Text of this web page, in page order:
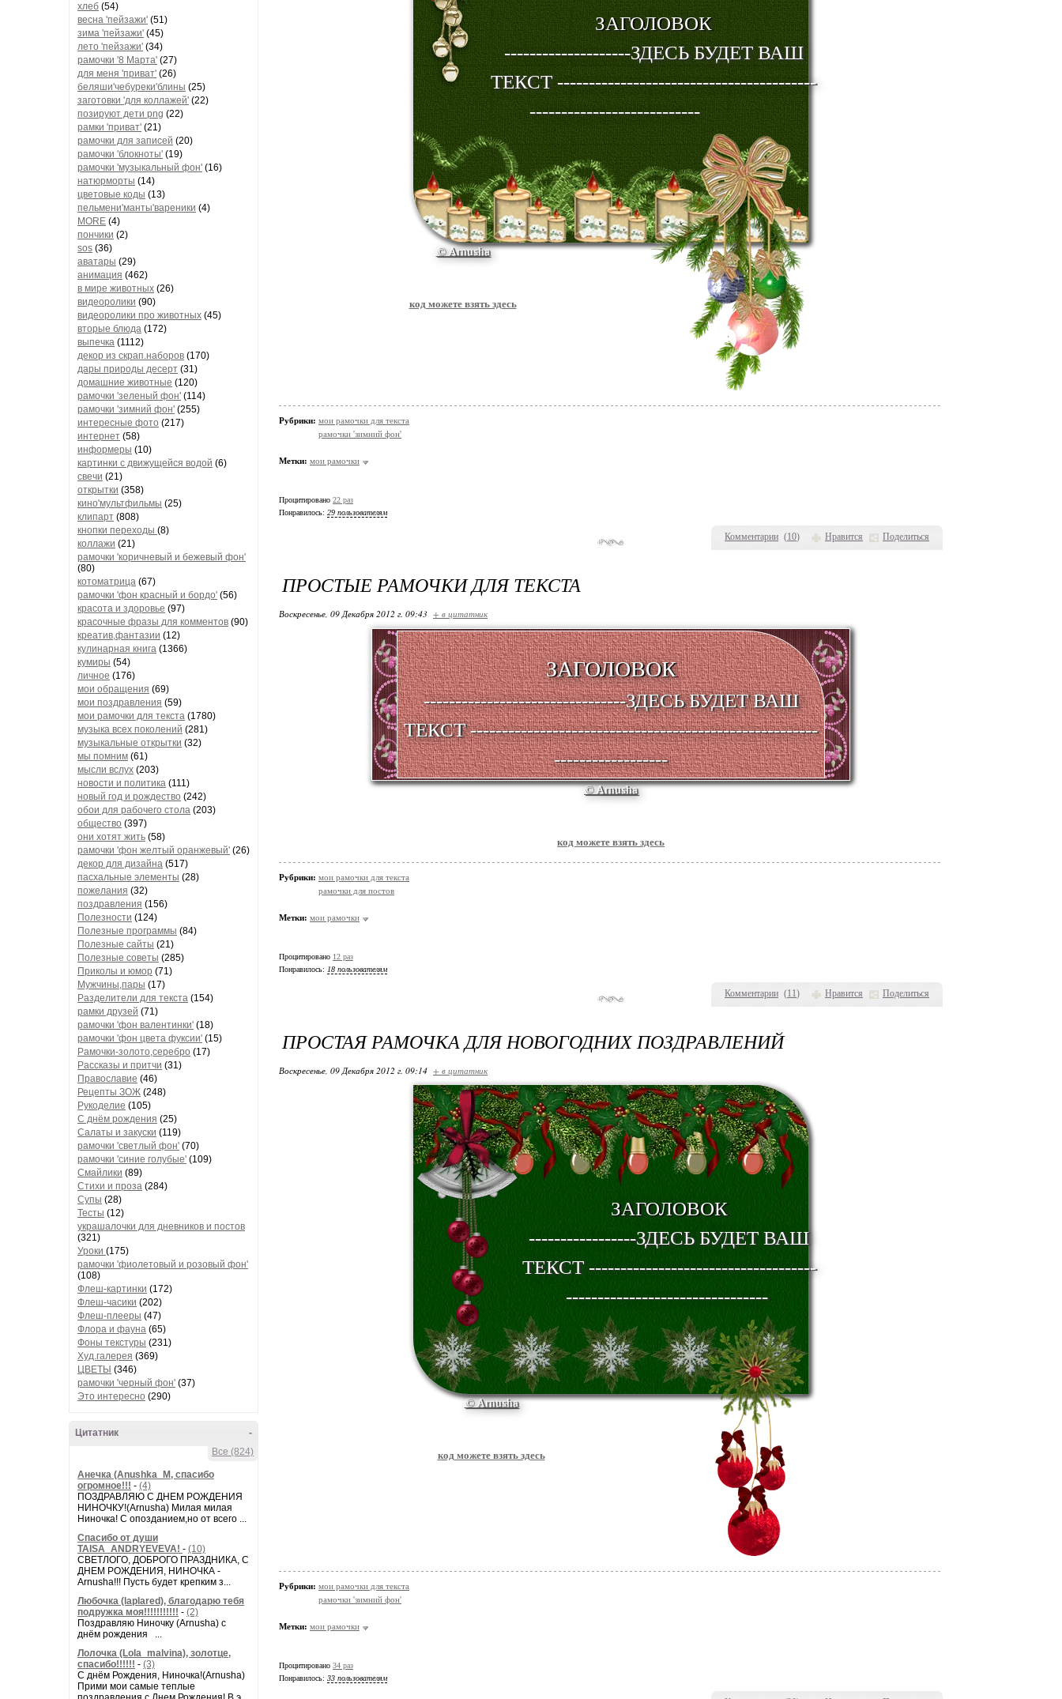
хлеб (54)
весна 'пейзажи' (51)
зима 'пейзажи' (45)
лето 'пейзажи' (34)
рамочки '8 Марта' (27)
для меня 'приват' (26)
беляши'чебуреки'блины (25)
заготовки 'для коллажей' (22)
позируют дети png (22)
рамки 'приват' (21)
рамочки для записей (20)
рамочки 'блокноты' (19)
рамочки 'музыкальный фон' (16)
натюрморты (14)
цветовые коды (13)
пельмени'манты'вареники (4)
MORE (4)
пончики (2)
sos (36)
аватары (29)
анимация (462)
в мире животных (26)
видеоролики (90)
видеоролики про животных (45)
вторые блюда (172)
выпечка (1112)
декор из скрап.наборов (170)
дары природы десерт (31)
домашние животные (120)
рамочки 'зеленый фон' (114)
рамочки 'зимний фон' (255)
интересные фото (217)
интернет (58)
информеры (10)
картинки с движущейся водой (6)
свечи (21)
открытки (358)
кино'мультфильмы (25)
клипарт (808)
кнопки переходы (8)
коллажи (21)
рамочки 'коричневый и бежевый фон'
(80)
котоматрица (67)
рамочки 'фон красный и бордо' (56)
красота и здоровье (97)
красочные фразы для комментов (90)
креатив,фантазии (12)
кулинарная книга (1366)
кумиры (54)
личное (176)
мои обращения (69)
мои поздравления (59)
мои рамочки для текста (1780)
музыка всех поколений (281)
музыкальные открытки (32)
мы помним (61)
мысли вслух (203)
новости и политика (111)
новый год и рождество (242)
обои для рабочего стола (203)
общество (397)
они хотят жить (58)
рамочки 'фон желтый оранжевый' (26)
декор для дизайна (517)
пасхальные элементы (28)
пожелания (32)
поздравления (156)
Полезности (124)
Полезные программы (84)
Полезные сайты (21)
Полезные советы (285)
Приколы и юмор (71)
Мужчины,пары (17)
Разделители для текста (154)
рамки друзей (71)
рамочки 'фон валентинки' (18)
рамочки 'фон цвета фуксии' (15)
Рамочки-золото,серебро (17)
Рассказы и притчи (31)
Православие (46)
Рецепты ЗОЖ (248)
Рукоделие (105)
С днём рождения (25)
Салаты и закуски (119)
рамочки 'светлый фон' (70)
рамочки 'синие голубые' (109)
Смайлики (89)
Стихи и проза (284)
Супы (28)
Тесты (12)
украшалочки для дневников и постов
(321)
Уроки (175)
рамочки 'фиолетовый и розовый фон'
(108)
Флеш-картинки (172)
Флеш-часики (202)
Флеш-плееры (47)
Флора и фауна (65)
Фоны текстуры (231)
Худ.галерея (369)
ЦВЕТЫ (346)
рамочки 'черный фон' (37)
Это интересно (290)
-
Цитатник
Все (824)
Анечка (Anushka_M, спасибо
огромное!!! - (4)
ПОЗДРАВЛЯЮ С ДНЕМ РОЖДЕНИЯ
НИНОЧКУ!(Arnusha) Милая милая
Ниночка! С опозданием,но от всего ...
Спасибо от души
TAISA_ANDRYEVEVA! - (10)
СВЕТЛОГО, ДОБРОГО ПРАЗДНИКА, С
ДНЕМ РОЖДЕНИЯ, НИНОЧКА -
Arnusha!!! Пусть будет крепким з...
Любочка (laplared), благодарю тебя
подружка моя!!!!!!!!!!! - (2)
Поздравляю Ниночку (Arnusha) с
днём рождения ...
Лолочка (Lola_malvina), золотце,
спасибо!!!!!! - (3)
С днём Рождения, Ниночка!(Аrnusha)
Прими мои самые теплые
Комментарии (10) Нравится Поделиться
ЗАГОЛОВОК
--------------------ЗДЕСЬ БУДЕТ ВАШ
ТЕКСТ -----------------------------------------
---------------------------
© Arnusha
код можете взять здесь
Рубрики: мои рамочки для текста
рамочки 'зимний фон'
Метки: мои рамочки
Процитировано 22 раз
Понравилось: 29 пользователям
Комментарии (11) Нравится Поделиться
ПРОСТЫЕ РАМОЧКИ ДЛЯ ТЕКСТА
Воскресенье, 09 Декабря 2012 г. 09:43 + в цитатник
ЗАГОЛОВОК
--------------------------------ЗДЕСЬ БУДЕТ ВАШ
ТЕКСТ -------------------------------------------------------
------------------
© Arnusha
код можете взять здесь
Рубрики: мои рамочки для текста
рамочки для постов
Метки: мои рамочки
Процитировано 12 раз
Понравилось: 18 пользователям
ПРОСТАЯ РАМОЧКА ДЛЯ НОВОГОДНИХ ПОЗДРАВЛЕНИЙ
Воскресенье, 09 Декабря 2012 г. 09:14 + в цитатник
ЗАГОЛОВОК
-----------------ЗДЕСЬ БУДЕТ ВАШ
ТЕКСТ ------------------------------------
--------------------------------
© Arnusha
код можете взять здесь
Рубрики: мои рамочки для текста
рамочки 'зимний фон'
Метки: мои рамочки
Процитировано 34 раз
Понравилось: 33 пользователям